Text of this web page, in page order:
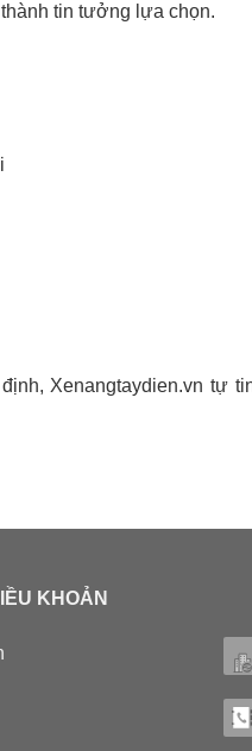
tin tưởng lựa chọn.
Xenangtaydien.vn tự
KHOẢN